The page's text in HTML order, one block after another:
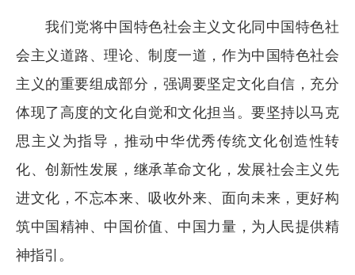
我们党将中国特色社会主义文化同中国特色社
会主义道路、理论、制度一道，作为中国特色社会
主义的重要组成部分，强调要坚定文化自信，充分
体现了高度的文化自觉和文化担当。要坚持以马克
思主义为指导，推动中华优秀传统文化创造性转
化、创新性发展，继承革命文化，发展社会主义先
进文化，不忘本来、吸收外来、面向未来，更好构
筑中国精神、中国价值、中国力量，为人民提供精
神指引。